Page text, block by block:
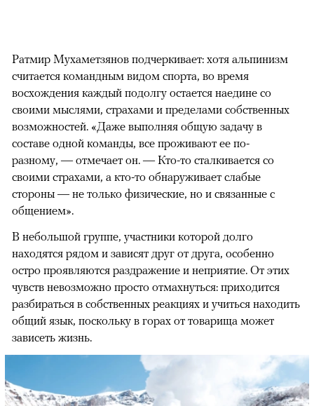
Ратмир Мухаметзянов подчеркивает: хотя альпинизм
считается командным видом спорта, во время
восхождения каждый подолгу остается наедине со
своими мыслями, страхами и пределами собственных
возможностей. «Даже выполняя общую задачу в
составе одной команды, все проживают ее по-
разному, — отмечает он. — Кто-то сталкивается со
своими страхами, а кто-то обнаруживает слабые
стороны — не только физические, но и связанные с
общением».
В небольшой группе, участники которой долго
находятся рядом и зависят друг от друга, особенно
остро проявляются раздражение и неприятие. От этих
чувств невозможно просто отмахнуться: приходится
разбираться в собственных реакциях и учиться находить
общий язык, поскольку в горах от товарища может
зависеть жизнь.